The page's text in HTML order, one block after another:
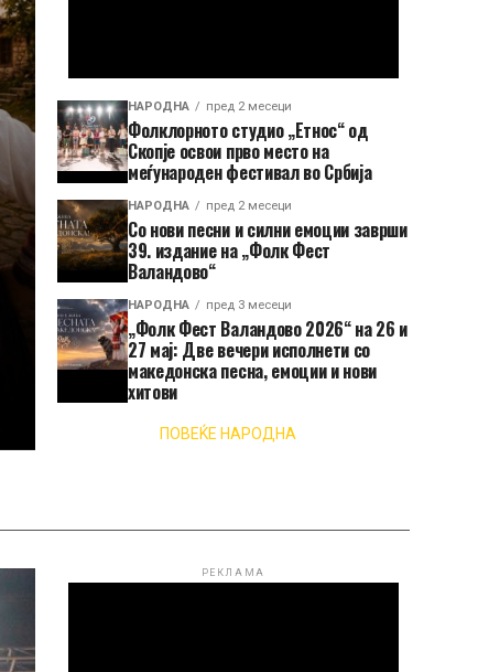
НАРОДНА пред 2 месеци
Фолклорното студио „Етнос“ од
Скопје освои прво место на
меѓународен фестивал во Србија
НАРОДНА пред 2 месеци
Со нови песни и силни емоции заврши
39. издание на „Фолк Фест
Валандово“
НАРОДНА пред 3 месеци
„Фолк Фест Валандово 2026“ на 26 и
27 мај: Две вечери исполнети со
македонска песна, емоции и нови
хитови
ПОВЕЌЕ НАРОДНА
РЕКЛАМА